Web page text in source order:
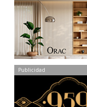
Publicidad